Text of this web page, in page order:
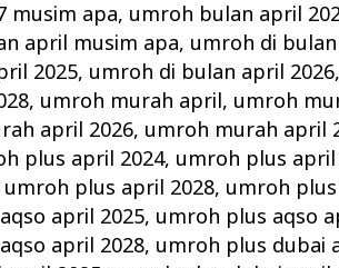
musim apa, umroh bulan april
april musim apa, umroh di
2025, umroh di bulan april 2026,
, umroh murah april, umroh
april 2026, umroh murah april
plus april 2024, umroh plus april
umroh plus april 2028, umroh
april 2025, umroh plus aqso
april 2028, umroh plus dubai